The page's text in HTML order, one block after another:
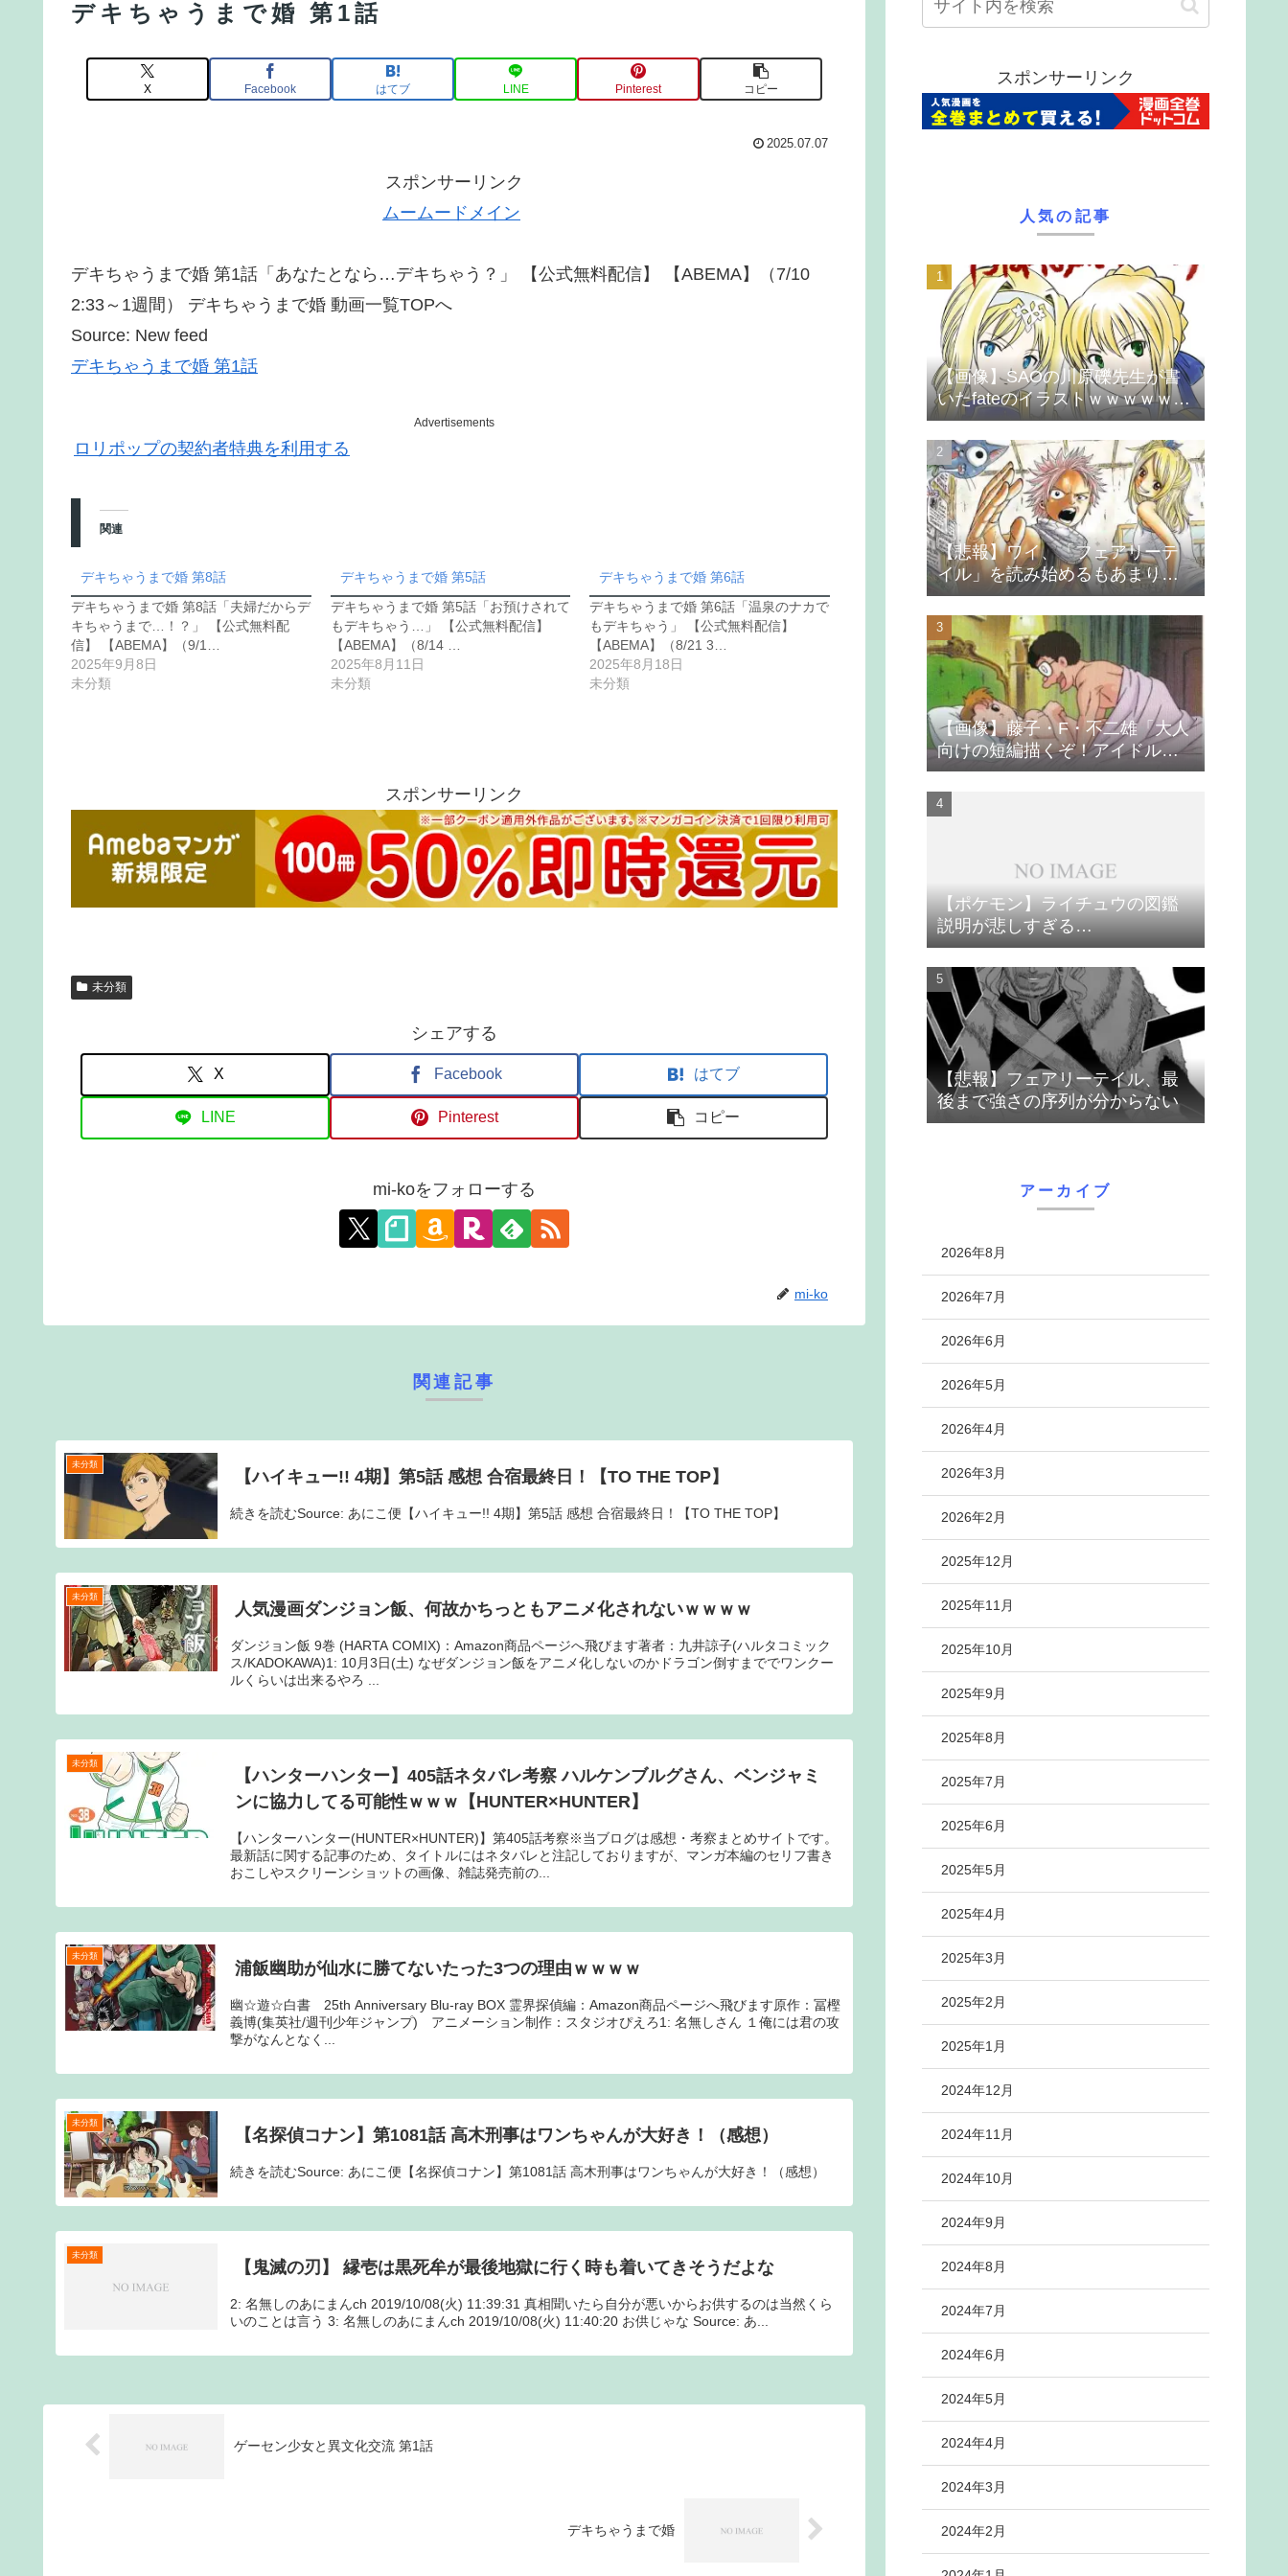
デキちゃうまで婚 第1話
X Facebook はてブ LINE Pinterest コピー
2025.07.07
スポンサーリンク
ムームードメイン
デキちゃうまで婚 第1話「あなたとなら…デキちゃう？」 【公式無料配信】 【ABEMA】（7/10
2:33～1週間） デキちゃうまで婚 動画一覧TOPへ
Source: New feed
デキちゃうまで婚 第1話
Advertisements
ロリポップの契約者特典を利用する
関連
デキちゃうまで婚 第8話
デキちゃうまで婚 第8話「夫婦だからデ
キちゃうまで…！？」 【公式無料配
信】 【ABEMA】（9/1…
2025年9月8日
未分類
デキちゃうまで婚 第5話
デキちゃうまで婚 第5話「お預けされて
もデキちゃう…」 【公式無料配信】
【ABEMA】（8/14 …
2025年8月11日
未分類
デキちゃうまで婚 第6話
デキちゃうまで婚 第6話「温泉のナカで
もデキちゃう」 【公式無料配信】
【ABEMA】（8/21 3…
2025年8月18日
未分類
スポンサーリンク
未分類
シェアする
X Facebook はてブ
LINE Pinterest コピー
mi-koをフォローする
mi-ko
関連記事
未分類
【ハイキュー!! 4期】第5話 感想 合宿最終日！【TO THE TOP】
続きを読むSource: あにこ便【ハイキュー!! 4期】第5話 感想 合宿最終日！【TO THE TOP】
未分類
人気漫画ダンジョン飯、何故かちっともアニメ化されないｗｗｗｗ
ダンジョン飯 9巻 (HARTA COMIX)：Amazon商品ページへ飛びます著者：九井諒子(ハルタコミック
ス/KADOKAWA)1: 10月3日(土) なぜダンジョン飯をアニメ化しないのかドラゴン倒すまででワンクー
ルくらいは出来るやろ ...
未分類
【ハンターハンター】405話ネタバレ考察 ハルケンブルグさん、ベンジャミ
ンに協力してる可能性ｗｗｗ【HUNTER×HUNTER】
【ハンターハンター(HUNTER×HUNTER)】第405話考察※当ブログは感想・考察まとめサイトです。
最新話に関する記事のため、タイトルにはネタバレと注記しておりますが、マンガ本編のセリフ書き
おこしやスクリーンショットの画像、雑誌発売前の...
未分類
浦飯幽助が仙水に勝てないたった3つの理由ｗｗｗｗ
幽☆遊☆白書 25th Anniversary Blu-ray BOX 霊界探偵編：Amazon商品ページへ飛びます原作：冨樫
義博(集英社/週刊少年ジャンプ) アニメーション制作：スタジオぴえろ1: 名無しさん １俺には君の攻
撃がなんとなく...
未分類
【名探偵コナン】第1081話 高木刑事はワンちゃんが大好き！（感想）
続きを読むSource: あにこ便【名探偵コナン】第1081話 高木刑事はワンちゃんが大好き！（感想）
未分類
【鬼滅の刃】 縁壱は黒死牟が最後地獄に行く時も着いてきそうだよな
2: 名無しのあにまんch 2019/10/08(火) 11:39:31 真相聞いたら自分が悪いからお供するのは当然くら
いのことは言う 3: 名無しのあにまんch 2019/10/08(火) 11:40:20 お供じゃな Source: あ...
ゲーセン少女と異文化交流 第1話
デキちゃうまで婚
スポンサーリンク
人気の記事
【画像】SAOの川原礫先生が書
いたfateのイラストｗｗｗｗｗｗ
ｗｗｗ
【悲報】ワイ、「フェアリーテ
イル」を読み始めるもあまりの
つまらなさに挫折する
【画像】藤子・F・不二雄「大人
向けの短編描くぞ！アイドルが
無理やり抱かれるシーン入れ
よ」
【ポケモン】ライチュウの図鑑
説明が悲しすぎる…
【悲報】フェアリーテイル、最
後まで強さの序列が分からない
アーカイブ
2026年8月
2026年7月
2026年6月
2026年5月
2026年4月
2026年3月
2026年2月
2025年12月
2025年11月
2025年10月
2025年9月
2025年8月
2025年7月
2025年6月
2025年5月
2025年4月
2025年3月
2025年2月
2025年1月
2024年12月
2024年11月
2024年10月
2024年9月
2024年8月
2024年7月
2024年6月
2024年5月
2024年4月
2024年3月
2024年2月